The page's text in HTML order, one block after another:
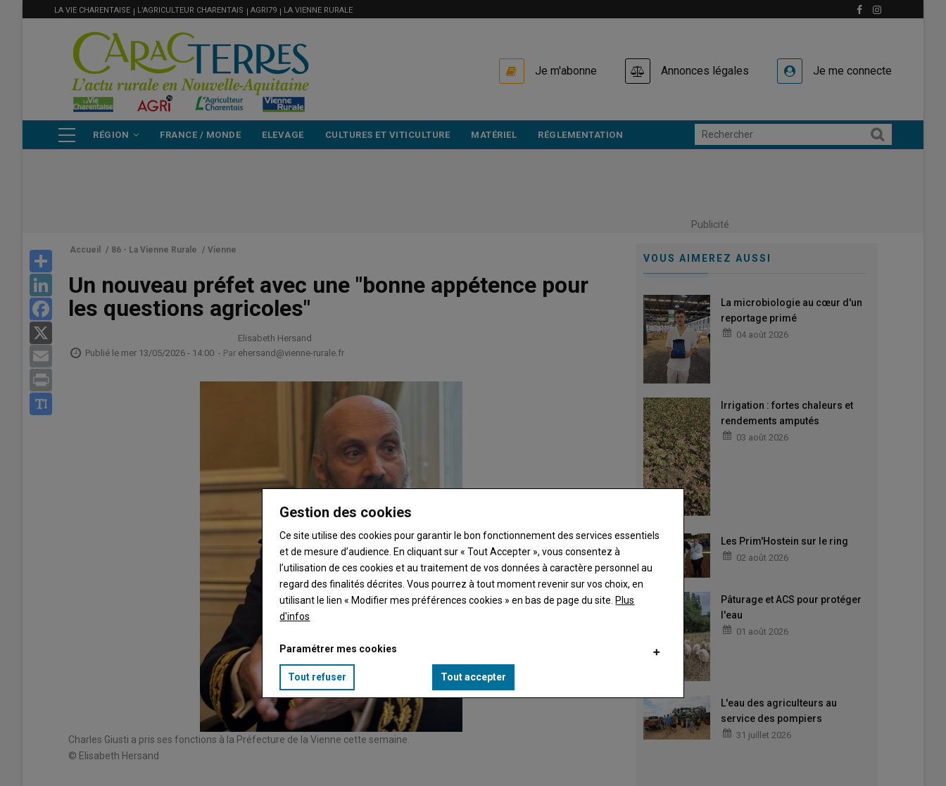
MENU
FILIÈRE
LA VIE CHARENTAISE L'AGRICULTEUR CHARENTAIS AGRI79 LA VIENNE RURALE
Je m'abonne Annonces légales Je me connecte
PRINCIPALE
RÉGION FRANCE / MONDE ELEVAGE CULTURES ET VITICULTURE MATÉRIEL RÉGLEMENTATION
Publicité
LinkedIn
Facebook
Email
Accueil / 86 - La Vienne Rurale / Vienne
Un nouveau préfet avec une "bonne appétence pour
les questions agricoles"
Publié le mer 13/05/2026 - 14:00 - Par
Elisabeth Hersand
ehersand@vienne-rurale.fr
Charles Giusti a pris ses fonctions à la Préfecture de la Vienne cette semaine.
© Elisabeth Hersand
VOUS AIMEREZ AUSSI
La microbiologie au cœur d'un
reportage primé
04 août 2026
Irrigation : fortes chaleurs et
rendements amputés
03 août 2026
Les Prim'Hostein sur le ring
02 août 2026
Pâturage et ACS pour protéger
l'eau
01 août 2026
L'eau des agriculteurs au
service des pompiers
31 juillet 2026
Gestion des cookies
Ce site utilise des cookies pour garantir le bon fonctionnement des services essentiels
et de mesure d’audience. En cliquant sur « Tout Accepter », vous consentez à
l’utilisation de ces cookies et au traitement de vos données à caractère personnel au
regard des finalités décrites. Vous pourrez à tout moment revenir sur vos choix, en
utilisant le lien « Modifier mes préférences cookies » en bas de page du site. Plus
d'infos
Paramétrer mes cookies
Tout refuser Tout accepter